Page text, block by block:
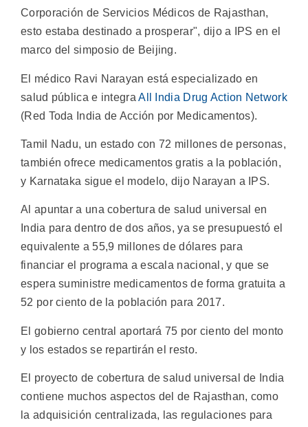
Corporación de Servicios Médicos de Rajasthan,
esto estaba destinado a prosperar", dijo a IPS en el
marco del simposio de Beijing.
El médico Ravi Narayan está especializado en
salud pública e integraAll India Drug Action Network
(Red Toda India de Acción por Medicamentos).
Tamil Nadu, un estado con 72 millones de personas,
también ofrece medicamentos gratis a la población,
y Karnataka sigue el modelo, dijo Narayan a IPS.
Al apuntar a una cobertura de salud universal en
India para dentro de dos años, ya se presupuestó el
equivalente a 55,9 millones de dólares para
financiar el programa a escala nacional, y que se
espera suministre medicamentos de forma gratuita a
52 por ciento de la población para 2017.
El gobierno central aportará 75 por ciento del monto
y los estados se repartirán el resto.
El proyecto de cobertura de salud universal de India
contiene muchos aspectos del de Rajasthan, como
la adquisición centralizada, las regulaciones para